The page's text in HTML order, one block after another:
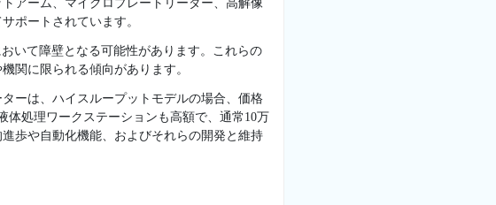
アーム、マイクロプレートリーダー、高解像
ポートされています。
いて障壁となる可能性があります。これらの
関に限られる傾向があります。
ーは、ハイスループットモデルの場合、価格
体処理ワークステーションも高額で、通常10万
歩や自動化機能、およびそれらの開発と維持